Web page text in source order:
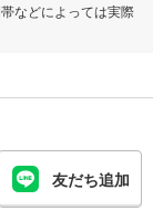
などによっては実際
友だち追加